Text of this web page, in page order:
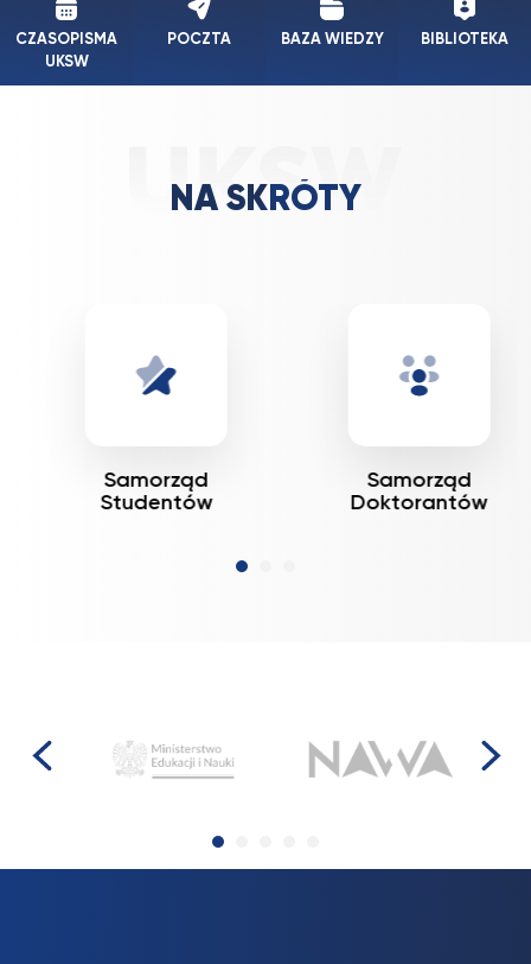
CZASOPISMA
UKSW
POCZTA BAZA WIEDZY BIBLIOTEKA
NA SKRÓTY
Samorząd
Studentów
Samorząd
Doktorantów